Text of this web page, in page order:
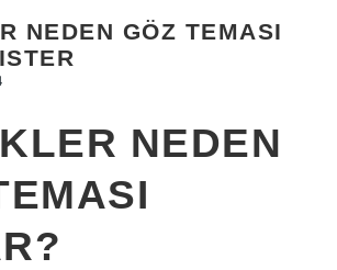
NEDEN GÖZ TEMASI
NEDEN